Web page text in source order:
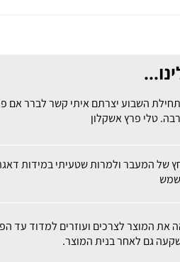
השבוע יצרתם איתי קשר לברר אם
טלי פרץ אשקלון
של המעבר ולמרות שטעיתי במידות
שמש
את המוצר לצרכים ועוזרים למדוד עד
גם לאחר בנית המוצר.